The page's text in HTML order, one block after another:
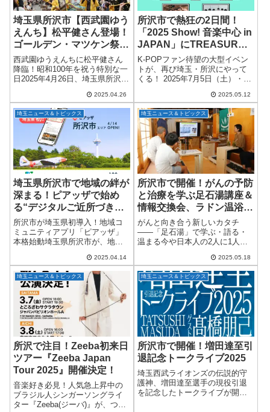
埼玉県所沢市【西武園ゆう
えんち】松平健さん登場！
ゴールデン・マツケン祭で
昭和100年大祭典開幕！
西武園ゆうえんちに松平健さん
降臨！昭和100年を祝う特別な一
日2025年4月26日、埼玉県所沢市
和100年大祭典」の開幕を記念す
る特別イベント「ゴールデン・
マツケン祭（サンバ）」が盛大
に開...
2025.04.26
所沢市で熱狂の2日間！
「2025 Show! 音楽中心 in
JAPAN」にTREASURE
とZEROBASEONEが出演
決定！
K-POPファン待望の大型イベン
トが、再び埼玉・所沢にやって
くる！ 2025年7月5日（土）・6
ムで開催される『2025 Show! 音
楽中心 in JAPAN』に、新たに
TREASUR...
2025.05.12
埼玉ニュース＆トピックス
埼玉県所沢市で地域の絆が
深まる！ピアッザで始め
る“デジタルご近所づきあ
い”
所沢市が埼玉県初導入！地域コ
ミュニティアプリ「ピアッザ」
本格始動埼玉県所沢市が、地域
な一手として、地域コミュニテ
ィアプリ「ピアッザ」を導入！
2025年4月14日より、「所沢市エ
リア」がピア...
2025.04.14
埼玉ニュース＆トピックス
所沢市で開催！がんの予防
と治療を学ぶ足石湯講座＆
情報交換会、ラドン温浴で
健康アップしよう
がんと向き合う新しいカタチ
——「足石湯」で学ぶ・語る・
温まる今や日本人の2人に1人が
それだけに、がんについて知っ
ておくこと、そしてもしもの時
に備えておくことが、誰にとっ
ても大切な時代です。...
2025.05.18
埼玉ニュース＆トピックス
所沢で注目！Zeeba初来日
ツアー『Zeeba Japan
Tour 2025』開催決定！
音楽好き必見！人気急上昇中の
ブラジル人シンガーソングライ
ター『Zeeba(ジーバ)』が、つい
埼玉ニュース＆トピックス
所沢市で開催！増田達至引
退記念トークライブ2025
埼玉西武ライオンズの伝説的守
護神、増田達至選手の現役引退
を記念したトークライブが開催